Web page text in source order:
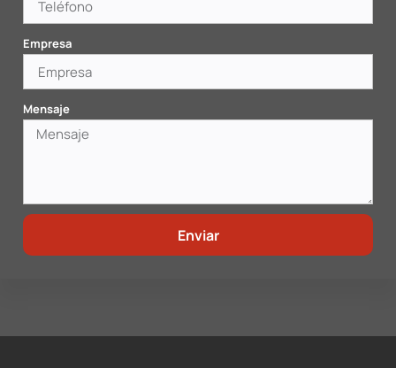
Empresa
Mensaje
Enviar